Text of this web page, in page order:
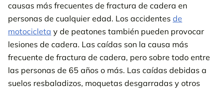
causas más frecuentes de fractura de cadera en
personas de cualquier edad. Los accidentes de
motocicleta y de peatones también pueden provocar
lesiones de cadera. Las caídas son la causa más
frecuente de fractura de cadera, pero sobre todo entre
las personas de 65 años o más. Las caídas debidas a
suelos resbaladizos, moquetas desgarradas y otros